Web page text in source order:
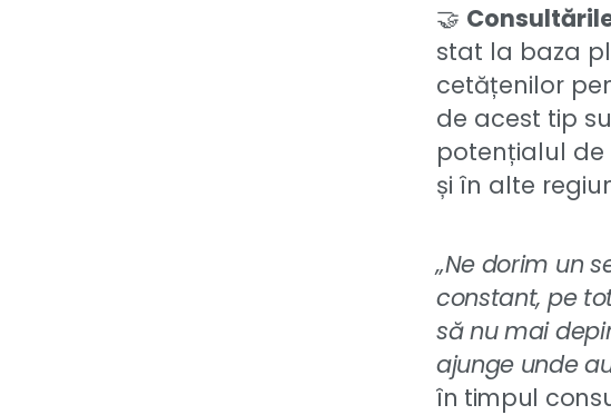
🤝
stat la baza
cetățenilor
de acest tip
potențialul de
și în alte
„Ne dorim un
constant, pe
să nu mai
ajunge unde
în timpul